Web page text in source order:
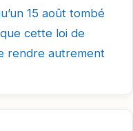
15 août tombé
cette loi de
rendre autrement